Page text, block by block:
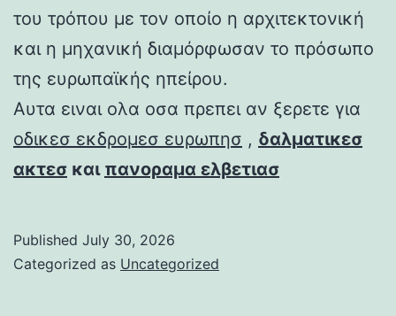
του τρόπου με τον οποίο η αρχιτεκτονική
και η μηχανική διαμόρφωσαν το πρόσωπο
της ευρωπαϊκής ηπείρου.
Αυτα ειναι ολα οσα πρεπει αν ξερετε για
οδικεσ εκδρομεσ ευρωπησ , δαλματικεσ
ακτεσ και πανοραμα ελβετιασ
Published July 30, 2026
Categorized as Uncategorized